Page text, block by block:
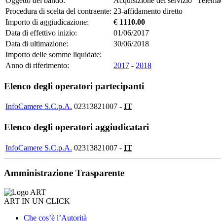
Procedura di scelta del contraente: 23-affidamento diretto
Importo di aggiudicazione:
€ 1110.00
Data di effettivo inizio:
01/06/2017
Data di ultimazione:
30/06/2018
Importo delle somme liquidate:
Anno di riferimento:
2017 - 2018
Elenco degli operatori partecipanti
InfoCamere S.C.p.A. 02313821007 - IT
Elenco degli operatori aggiudicatari
InfoCamere S.C.p.A. 02313821007 - IT
Amministrazione Trasparente
ART IN UN CLICK
Che cos’è l’Autorità